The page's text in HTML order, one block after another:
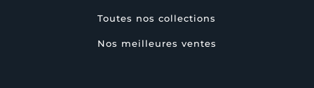
Toutes nos collections
Nos meilleures ventes